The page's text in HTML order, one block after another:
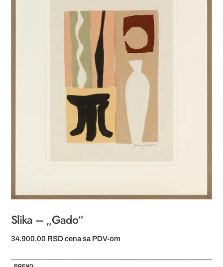
Slika – „Gado“
34.900,00 RSD cena sa PDV-om